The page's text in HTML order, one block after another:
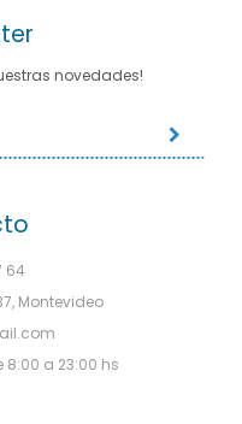
64
Montevideo
8:00 a 23:00 hs
novedades!